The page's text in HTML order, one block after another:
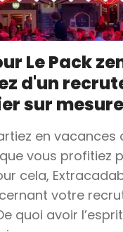
Le Pack
d'un
sur
en vacances
vous profitiez
cela,
votre
quoi avoir